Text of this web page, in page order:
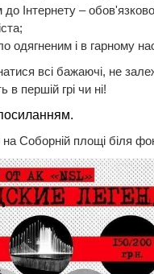
до Інтернету –
одягненим і в гарному
всі бажаючі, не
в першій грі чи ні!
на Соборній площі біля